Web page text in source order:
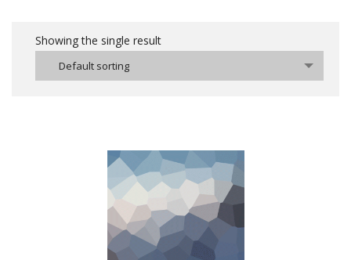
Showing the single result
Default sorting